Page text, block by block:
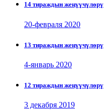
14 тираждын жеңүүчүлөрү
20-февраля 2020
13 тираждын жеңүүчүлөрү
4-январь 2020
12 тираждын жеңүүчүлөрү
3 декабря 2019